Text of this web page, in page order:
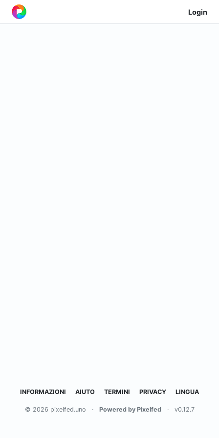
Login
INFORMAZIONI AIUTO TERMINI PRIVACY LINGUA
© 2026 pixelfed.uno · Powered by Pixelfed · v0.12.7